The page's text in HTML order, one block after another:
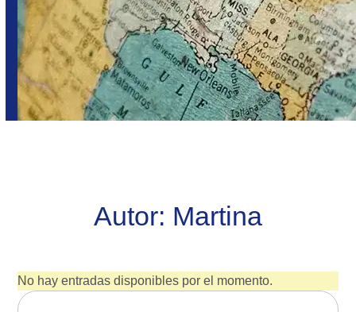
Autor: Martina
No hay entradas disponibles por el momento.